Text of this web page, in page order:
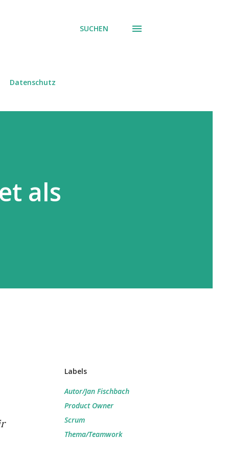
SUCHEN
Datenschutz
als
Labels
Autor/Jan Fischbach
Product Owner
Scrum
Thema/Teamwork